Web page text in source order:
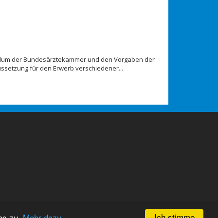
der Bundesärztekammer und den Vorgaben der
für den Erwerb verschiedener...